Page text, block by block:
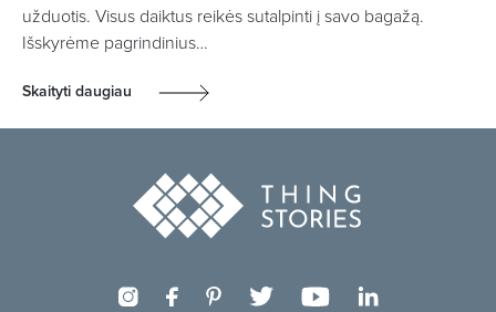
užduotis. Visus daiktus reikės sutalpinti į savo bagažą.
Išskyrėme pagrindinius…
Skaityti daugiau